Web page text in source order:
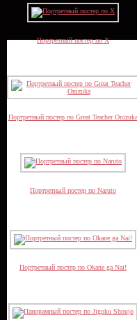
Портретный постер по X
Портретный постер по Great Teacher Onizuka
Портретный постер по Naruto
Портретный постер по Okane ga Nai!